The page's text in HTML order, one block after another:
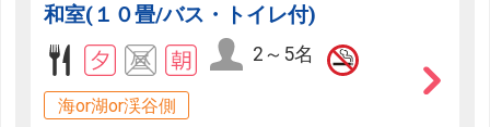
和室(１０畳/バス・トイレ付)
2～5名
海or湖or渓谷側